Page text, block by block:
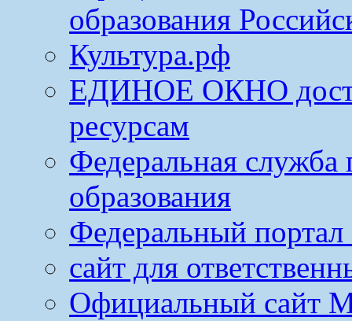
образования
Культура.рф
ЕДИНОЕ ОКНО
ресурсам
Федеральная служба
образования
Федеральный портал
сайт для
Официальный сайт